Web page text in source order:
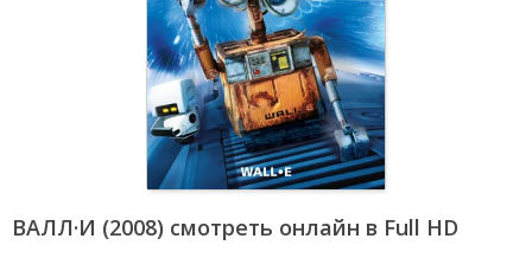
ВАЛЛ·И (2008) смотреть онлайн в Full HD